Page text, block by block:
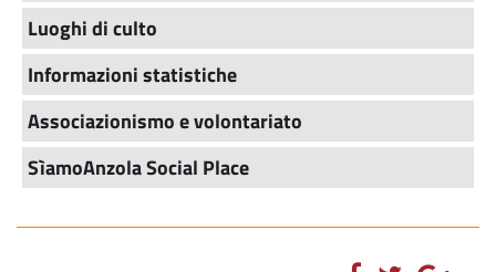
Luoghi di culto
Informazioni statistiche
Associazionismo e volontariato
SìamoAnzola Social Place